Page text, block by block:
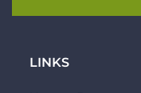
LINKS